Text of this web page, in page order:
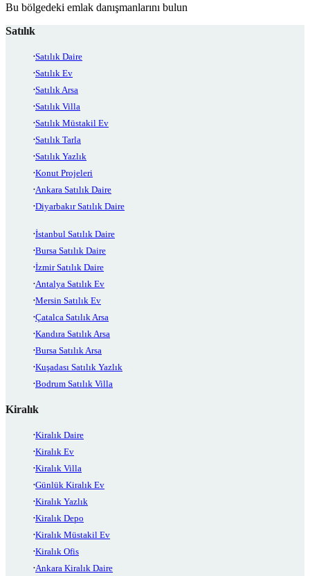
Bu bölgedeki emlak danışmanlarını bulun
Satılık
Satılık Daire
Satılık Ev
Satılık Arsa
Satılık Villa
Satılık Müstakil Ev
Satılık Tarla
Satılık Yazlık
Konut Projeleri
Ankara Satılık Daire
Diyarbakır Satılık Daire
İstanbul Satılık Daire
Bursa Satılık Daire
İzmir Satılık Daire
Antalya Satılık Ev
Mersin Satılık Ev
Çatalca Satılık Arsa
Kandıra Satılık Arsa
Bursa Satılık Arsa
Kuşadası Satılık Yazlık
Bodrum Satılık Villa
Kiralık
Kiralık Daire
Kiralık Ev
Kiralık Villa
Günlük Kiralık Ev
Kiralık Yazlık
Kiralık Depo
Kiralık Müstakil Ev
Kiralık Ofis
Ankara Kiralık Daire